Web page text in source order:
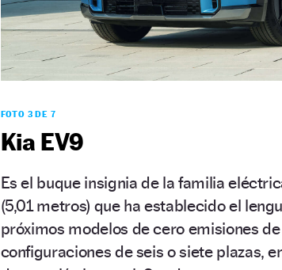
FOTO 3 DE 7
Kia EV9
Es el buque insignia de la familia
(5,01 metros) que ha establecido el
próximos modelos de cero emisiones
configuraciones de seis o siete plazas,